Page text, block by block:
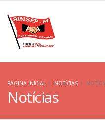
PÁGINA INICIAL NOTÍCIAS
Notícias